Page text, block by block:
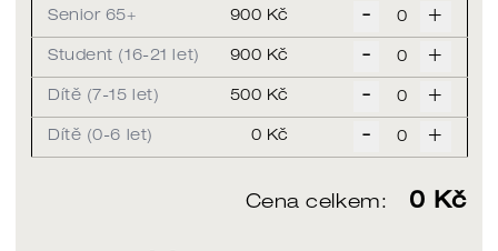
Senior 65+ 900 Kč - +
Student (16-21 let) 900 Kč - +
Dítě (7-15 let) 500 Kč - +
Dítě (0-6 let) 0 Kč - +
Cena celkem: 0 Kč